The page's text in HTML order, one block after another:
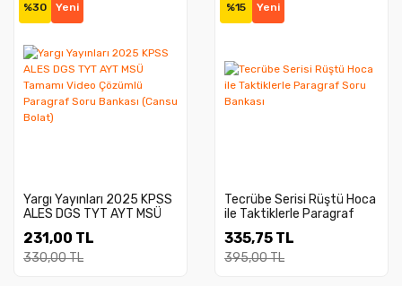
%30 Yeni
Yargı Yayınları 2025 KPSS
ALES DGS TYT AYT MSÜ
Paragraf Soru Bankası
(Cansu Bolat)
231,00 TL
330,00 TL
%15 Yeni
Tecrübe Serisi Rüştü Hoca
ile Taktiklerle Paragraf
335,75 TL
395,00 TL